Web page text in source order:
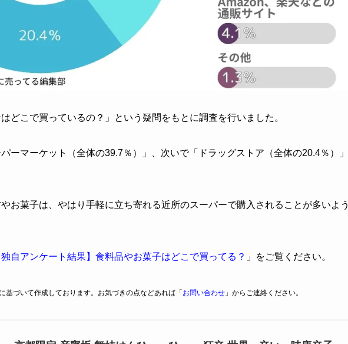
どこで買っているの？」という疑問をもとに調査を行いました。
ーマーケット（全体の39.7％）」、次いで「ドラッグストア（全体の20.4％）」
お菓子は、やはり手軽に立ち寄れる近所のスーパーで購入されることが多いよう
独自アンケート結果】食料品やお菓子はどこで買ってる？ 」をご覧ください。
基づいて作成しております。お気づきの点などあれば「 お問い合わせ 」からご連絡ください。